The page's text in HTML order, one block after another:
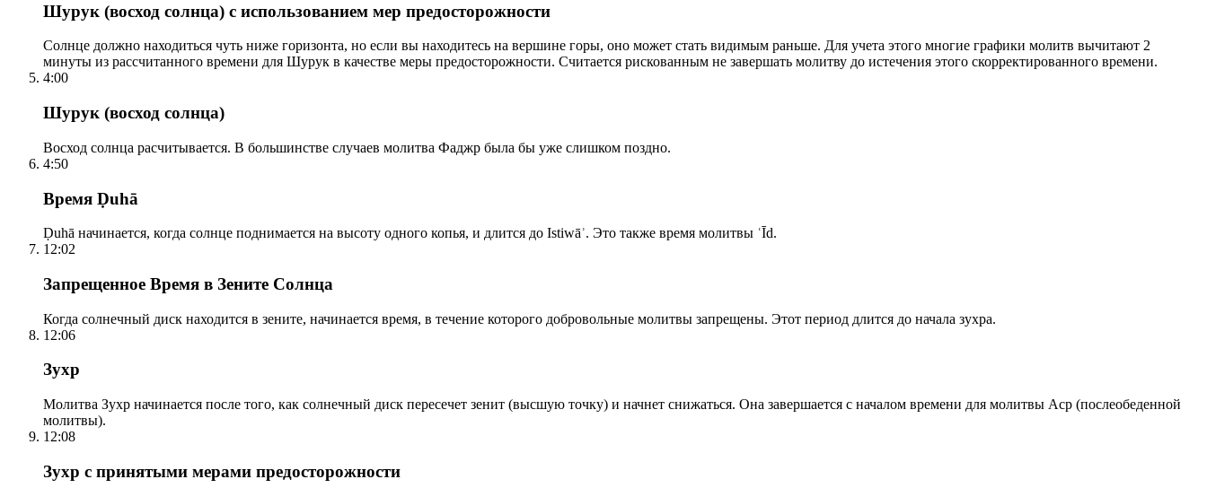
Шурук (восход солнца) с использованием мер предосторожности
Солнце должно находиться чуть ниже горизонта, но если вы находитесь на вершине горы, оно может стать видимым раньше. Для учета этого многие графики молитв вычитают 2
минуты из рассчитанного времени для Шурук в качестве меры предосторожности. Считается рискованным не завершать молитву до истечения этого скорректированного времени.
4:00
Шурук (восход солнца)
Восход солнца расчитывается. В большинстве случаев молитва Фаджр была бы уже слишком поздно.
4:50
Время Ḍuhā
Ḍuhā начинается, когда солнце поднимается на высоту одного копья, и длится до Istiwāʾ. Это также время молитвы ʿĪd.
12:02
Запрещенное Время в Зените Солнца
Когда солнечный диск находится в зените, начинается время, в течение которого добровольные молитвы запрещены. Этот период длится до начала зухра.
12:06
Зухр
Молитва Зухр начинается после того, как солнечный диск пересечет зенит (высшую точку) и начнет снижаться. Она завершается с началом времени для молитвы Аср (послеобеденной
молитвы).
12:08
Зухр с принятыми мерами предосторожности